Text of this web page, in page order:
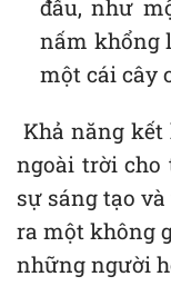
đẩu, như
nấm khổng
một cái cây
Khả năng kết
ngoài trời cho
sự sáng tạo
ra một không
những người